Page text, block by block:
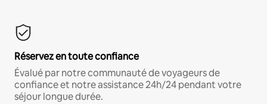
Réservez en toute confiance
Évalué par notre communauté de voyageurs de
confiance et notre assistance 24h/24 pendant votre
séjour longue durée.